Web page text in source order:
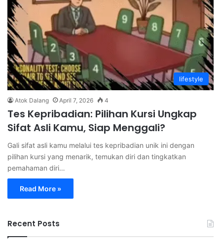
lifestyle
Atok Dalang April 7, 2026 4
Tes Kepribadian: Pilihan Kursi Ungkap
Sifat Asli Kamu, Siap Menggali?
Gali sifat asli kamu melalui tes kepribadian unik ini dengan
pilihan kursi yang menarik, temukan diri dan tingkatkan
pemahaman diri…
Read More »
Recent Posts